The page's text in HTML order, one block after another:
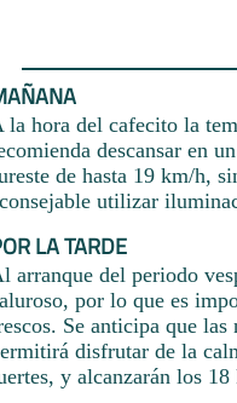
la hora del cafecito la
descansar en
de hasta 19 km/h,
utilizar
LA TARDE
arranque del periodo
por lo que es
Se anticipa que las
disfrutar de la
y alcanzarán los 18